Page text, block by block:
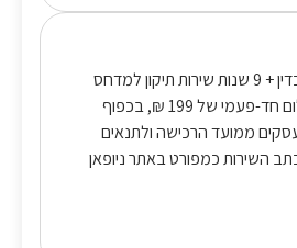
*שנת אחריות מלאה כדין + 9 שנות שירות תיקון למדחס
המקרר בלבד, בתשלום חד-פעמי של 199 ₪, בכפוף
תוך 30 ימי עסקים ממועד הרכישה ולתנאים
השירות כמפורט באתר ניופאן